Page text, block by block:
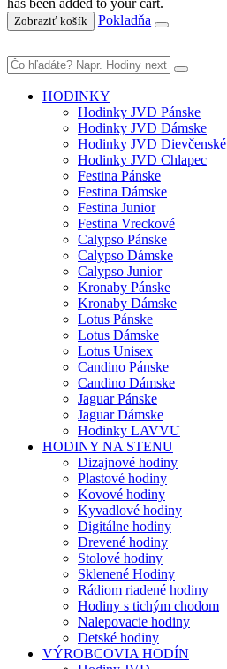
has been added to your cart.
Zobraziť košík Pokladňa
HODINKY
Hodinky JVD Pánske
Hodinky JVD Dámske
Hodinky JVD Dievčenské
Hodinky JVD Chlapec
Festina Pánske
Festina Dámske
Festina Junior
Festina Vreckové
Calypso Pánske
Calypso Dámske
Calypso Junior
Kronaby Pánske
Kronaby Dámske
Lotus Pánske
Lotus Dámske
Lotus Unisex
Candino Pánske
Candino Dámske
Jaguar Pánske
Jaguar Dámske
Hodinky LAVVU
HODINY NA STENU
Dizajnové hodiny
Plastové hodiny
Kovové hodiny
Kyvadlové hodiny
Digitálne hodiny
Drevené hodiny
Stolové hodiny
Sklenené Hodiny
Rádiom riadené hodiny
Hodiny s tichým chodom
Nalepovacie hodiny
Detské hodiny
VÝROBCOVIA HODÍN